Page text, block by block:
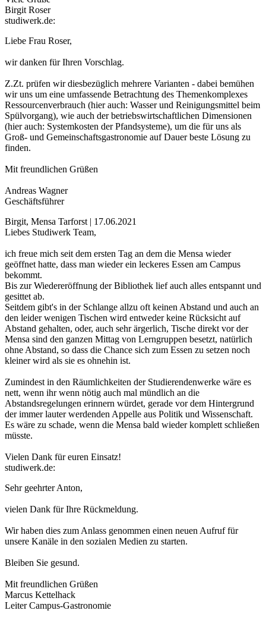
Birgit Roser
studiwerk.de:
Liebe Frau Roser,
wir danken für Ihren Vorschlag.
Z.Zt. prüfen wir diesbezüglich mehrere Varianten - dabei bemühen
wir uns um eine umfassende Betrachtung des Themenkomplexes
Ressourcenverbrauch (hier auch: Wasser und Reinigungsmittel beim
Spülvorgang), wie auch der betriebswirtschaftlichen Dimensionen
(hier auch: Systemkosten der Pfandsysteme), um die für uns als
Groß- und Gemeinschaftsgastronomie auf Dauer beste Lösung zu
finden.
Mit freundlichen Grüßen
Andreas Wagner
Geschäftsführer
Birgit, Mensa Tarforst | 17.06.2021
Liebes Studiwerk Team,
ich freue mich seit dem ersten Tag an dem die Mensa wieder
geöffnet hatte, dass man wieder ein leckeres Essen am Campus
bekommt.
Bis zur Wiedereröffnung der Bibliothek lief auch alles entspannt und
gesittet ab.
Seitdem gibt's in der Schlange allzu oft keinen Abstand und auch an
den leider wenigen Tischen wird entweder keine Rücksicht auf
Abstand gehalten, oder, auch sehr ärgerlich, Tische direkt vor der
Mensa sind den ganzen Mittag von Lerngruppen besetzt, natürlich
ohne Abstand, so dass die Chance sich zum Essen zu setzen noch
kleiner wird als sie es ohnehin ist.
Zumindest in den Räumlichkeiten der Studierendenwerke wäre es
nett, wenn ihr wenn nötig auch mal mündlich an die
Abstandsregelungen erinnern würdet, gerade vor dem Hintergrund
der immer lauter werdenden Appelle aus Politik und Wissenschaft.
Es wäre zu schade, wenn die Mensa bald wieder komplett schließen
müsste.
Vielen Dank für euren Einsatz!
studiwerk.de:
Sehr geehrter Anton,
vielen Dank für Ihre Rückmeldung.
Wir haben dies zum Anlass genommen einen neuen Aufruf für
unsere Kanäle in den sozialen Medien zu starten.
Bleiben Sie gesund.
Mit freundlichen Grüßen
Marcus Kettelhack
Leiter Campus-Gastronomie